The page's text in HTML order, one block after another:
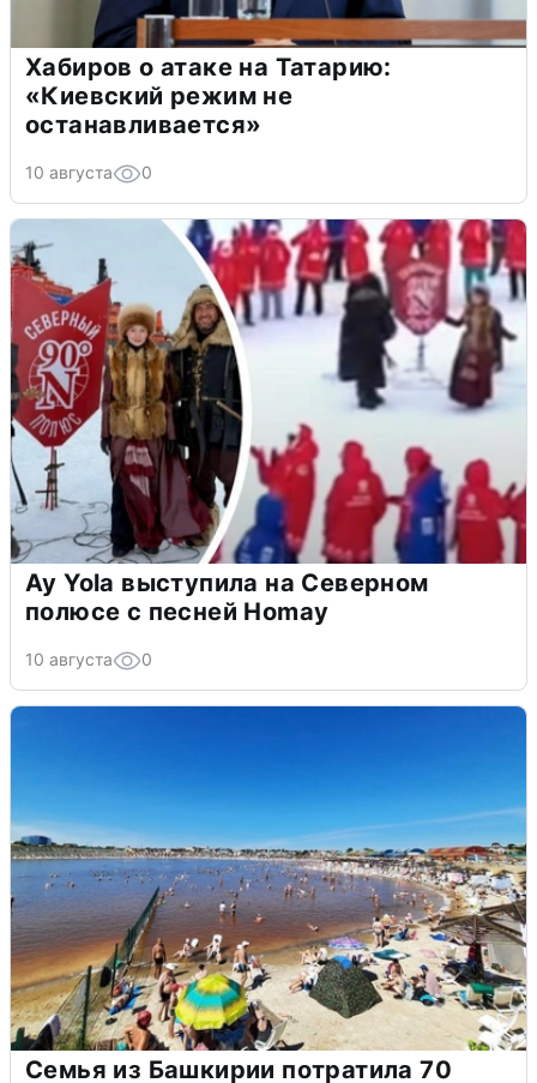
Хабиров о атаке на Татарию:
«Киевский режим не
останавливается»
10 августа 0
Ay Yola выступила на Северном
полюсе с песней Homay
10 августа 0
Семья из Башкирии потратила 70